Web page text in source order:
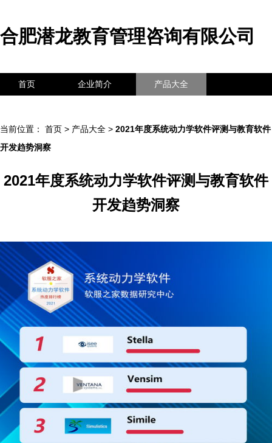
合肥潜龙教育管理咨询有限公司
首页 企业简介 产品大全
当前位置： 首页 > 产品大全 > 2021年度系统动力学软件评测与教育软件
开发趋势洞察
2021年度系统动力学软件评测与教育软件
开发趋势洞察